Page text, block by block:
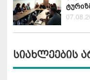
სიახლეების